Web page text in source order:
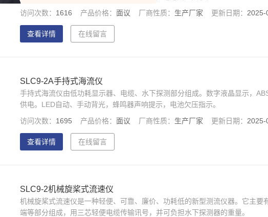
访问次数： 1616 产品价格：面议 厂商性质： 生产厂家 更新日期： 2025-
查看详情 在线留言
SLC9-2A手持式海流仪
手持式海流仪由低功耗显示器、电缆、水下探测部分组成。数字液晶显示，
供电。LED自动、手动背光，蜂鸣器声响提示，电池欠压指示。
访问次数： 1695 产品价格：面议 厂商性质： 生产厂家 更新日期： 2025-
查看详情 在线留言
SLC9-2机械旋桨式流速仪
机械旋桨式流速仪是一种轻便、可靠、廉价、功耗低的新型测流仪器。它主要
端等部分组成，用三芯轻便电缆传输讯号，并可负担水下探测器的重量。